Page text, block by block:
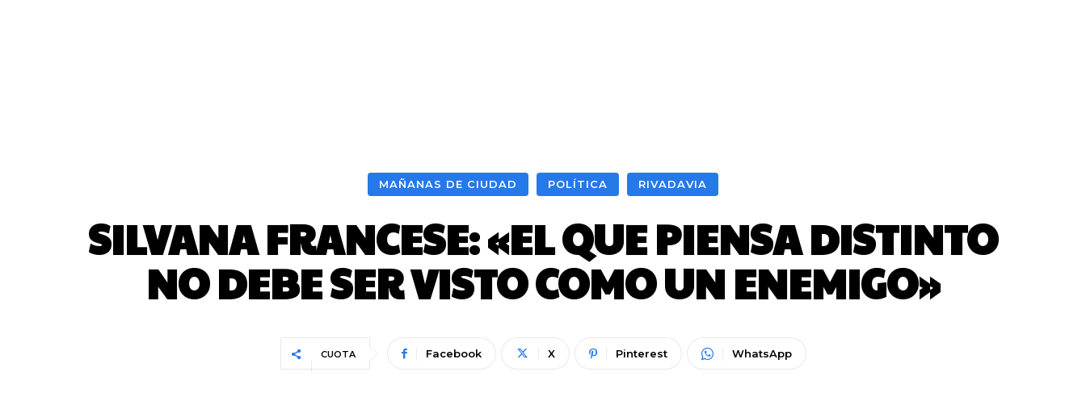
MAÑANAS DE CIUDAD POLÍTICA RIVADAVIA
SILVANA FRANCESE: «EL QUE PIENSA DISTINTO
NO DEBE SER VISTO COMO UN ENEMIGO»
CUOTA Facebook X Pinterest WhatsApp